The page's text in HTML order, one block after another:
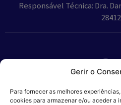
Gerir o
Para fornecer as melhores
cookies para armazenar e/ou aceder a
Responsável Técnica: Dra.
28412
Parceiros: